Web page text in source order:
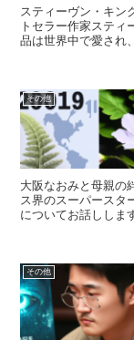
スティーヴン・キン
トセラー作家スティ
品は世界中で愛され
その他
大阪なおみと母親の
ス界のスーパースタ
についてお話ししま
その他